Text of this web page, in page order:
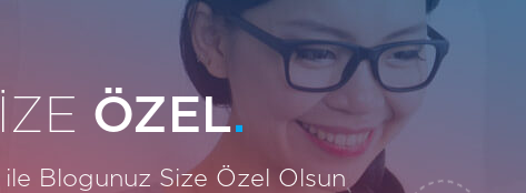
ÖZEL.
ile Blogunuz Size Özel Olsun